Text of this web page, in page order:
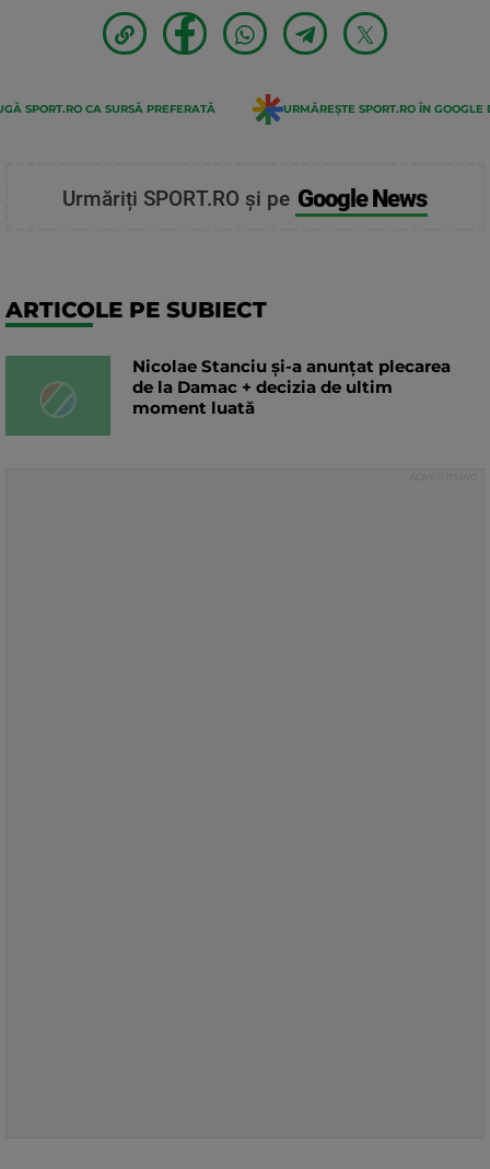
SPORT.RO CA SURSĂ PREFERATĂ URMĂREȘTE SPORT.RO ÎN GOOGLE
Urmăriți SPORT.RO și pe Google News
ARTICOLE PE SUBIECT
Nicolae Stanciu și-a anunțat plecarea
de la Damac + decizia de ultim
moment luată